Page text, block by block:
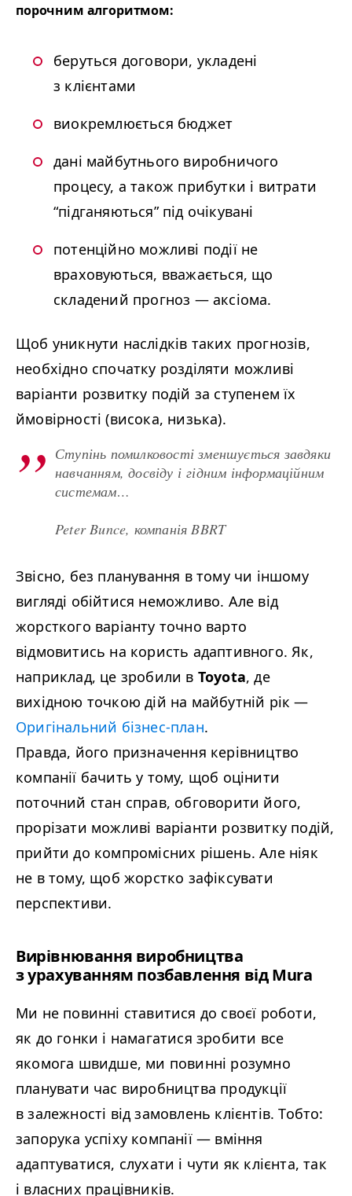
порочним алгоритмом:
беруться договори, укладені
з клієнтами
виокремлюється бюджет
дані майбутнього виробничого
процесу, а також прибутки і витрати
“підганяються” під очікувані
потенційно можливі події не
враховуються, вважається, що
складений прогноз —аксіома.
Щоб уникнути наслідків таких прогнозів,
необхідно спочатку розділяти можливі
варіанти розвитку подій за ступенем їх
ймовірності (висока, низька).
Ступінь помилковості зменшується завдяки
навчанням, досвіду і гідним інформаційним
системам…
Peter Bunce, компаніяBBRT
Звісно, без планування в тому чи іншому
вигляді обійтися неможливо. Але від
жорсткого варіанту точно варто
відмовитись на користь адаптивного. Як,
наприклад, це зробили в Toy­ota, де
вихідною точкою дій на майбутній рік—
Оригінальний бізнес-план.
Правда, його призначення керівництво
компанії бачить у тому, щоб оцінити
поточний стан справ, обговорити його,
прорізати можливі варіанти розвитку подій,
прийти до компромісних рішень. Але ніяк
не в тому, щоб жорстко зафіксувати
перспективи.
Вирівнювання виробництва
з урахуванням позбавлення від Mura
Ми не повинні ставитися до своєї роботи,
як до гонки і намагатися зробити все
якомога швидше, ми повинні розумно
планувати час виробництва продукції
в залежності від замовлень клієнтів. Тобто:
запорука успіху компанії — вміння
адаптуватися, слухати і чути як клієнта, так
і власних працівників.